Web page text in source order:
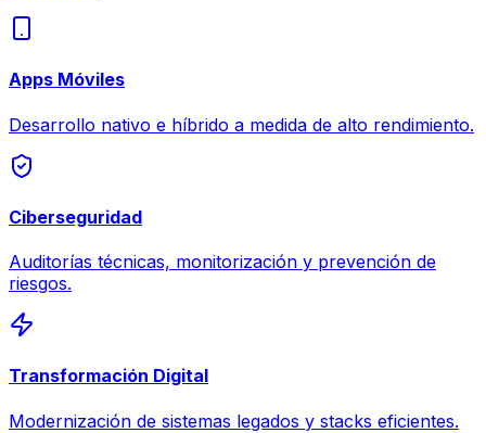
Apps Móviles
Desarrollo nativo e híbrido a medida de alto rendimiento.
Ciberseguridad
Auditorías técnicas, monitorización y prevención de
riesgos.
Transformación Digital
Modernización de sistemas legados y stacks eficientes.